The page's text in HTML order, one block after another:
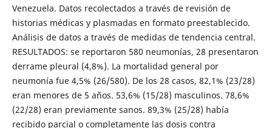
Venezuela. Datos recolectados a través de revisión de
historias médicas y plasmadas en formato preestablecido.
Análisis de datos a través de medidas de tendencia central.
RESULTADOS: se reportaron 580 neumonías, 28 presentaron
derrame pleural (4,8%). La mortalidad general por
neumonía fue 4,5% (26/580). De los 28 casos, 82,1% (23/28)
eran menores de 5 años. 53,6% (15/28) masculinos. 78,6%
(22/28) eran previamente sanos. 89,3% (25/28) había
recibido parcial o completamente las dosis contra